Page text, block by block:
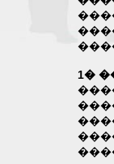
1�